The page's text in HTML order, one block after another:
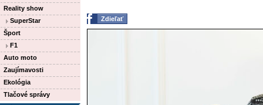
Reality show
SuperStar
Šport
F1
Auto moto
Zaujímavosti
Ekológia
Tlačové správy
Zdieľať